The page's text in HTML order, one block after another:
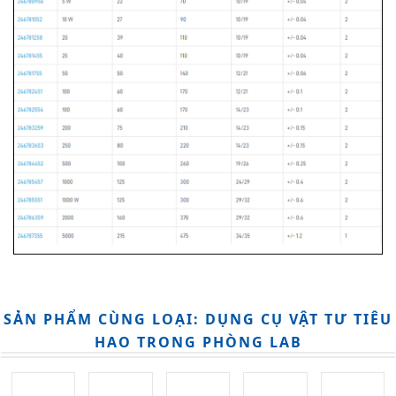
SẢN PHẨM CÙNG LOẠI: DỤNG CỤ VẬT TƯ TIÊU
HAO TRONG PHÒNG LAB